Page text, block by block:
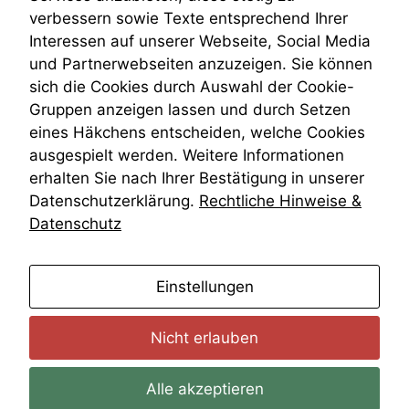
VRK
Wiederherstellungsanordnung
Zivilprozessordnung
ZPO
Zustellfiktion
Zuständigkeit
Öffentliches Personalrecht
Öffentlichkeitsprinzip
verbessern sowie Texte entsprechend Ihrer
Interessen auf unserer Webseite, Social Media
und Partnerwebseiten anzuzeigen. Sie können
sich die Cookies durch Auswahl der Cookie-
Gruppen anzeigen lassen und durch Setzen
eines Häkchens entscheiden, welche Cookies
ausgespielt werden. Weitere Informationen
erhalten Sie nach Ihrer Bestätigung in unserer
Datenschutzerklärung. Rechtliche Hinweise &
Datenschutz
Einstellungen
Nicht erlauben
Alle akzeptieren
kann die
Website nicht
zu 100%
funktionieren.
Marketing
Wir speichern
anonyme Daten ab,
um interne
marketingtechnische
zu verbessern.